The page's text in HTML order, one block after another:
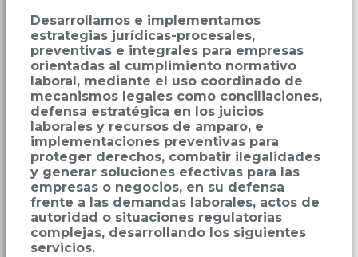
Desarrollamos e implementamos
estrategias jurídicas-procesales,
preventivas e integrales para empresas
orientadas al cumplimiento normativo
laboral, mediante el uso coordinado de
mecanismos legales como conciliaciones,
defensa estratégica en los juicios
laborales y recursos de amparo, e
implementaciones preventivas para
proteger derechos, combatir ilegalidades
y generar soluciones efectivas para las
empresas o negocios, en su defensa
frente a las demandas laborales, actos de
autoridad o situaciones regulatorias
complejas, desarrollando los siguientes
servicios.